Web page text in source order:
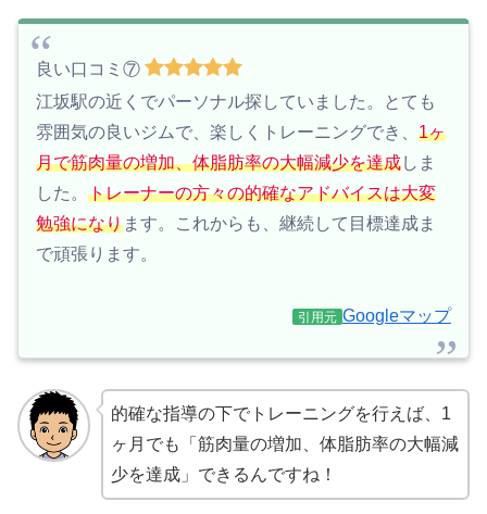
良い口コミ⑦
江坂駅の近くでパーソナル探していました。とても
雰囲気の良いジムで、楽しくトレーニングでき、 1ヶ
月で筋肉量の増加、体脂肪率の大幅減少を達成しま
した。 トレーナーの方々の的確なアドバイスは大変
勉強になります。これからも、継続して目標達成ま
で頑張ります。
引用元 Googleマップ
的確な指導の下でトレーニングを行えば、1
ヶ月でも「筋肉量の増加、体脂肪率の大幅減
少を達成」できるんですね！